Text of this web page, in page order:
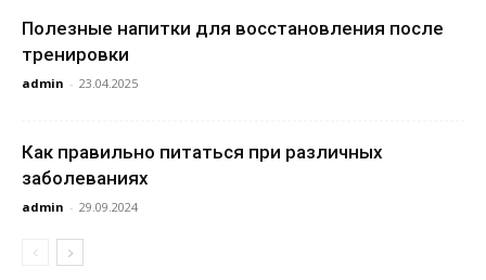
Полезные напитки для восстановления после
тренировки
admin - 23.04.2025
Как правильно питаться при различных
заболеваниях
admin - 29.09.2024